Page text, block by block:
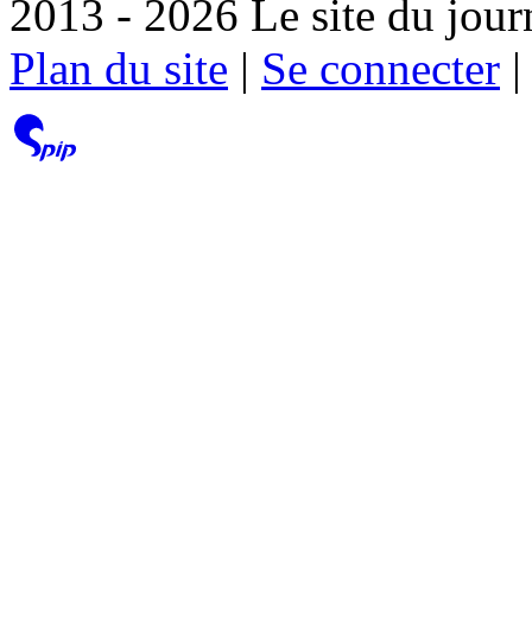
2013 - 2026 Le site du
Plan du site | Se connecter |